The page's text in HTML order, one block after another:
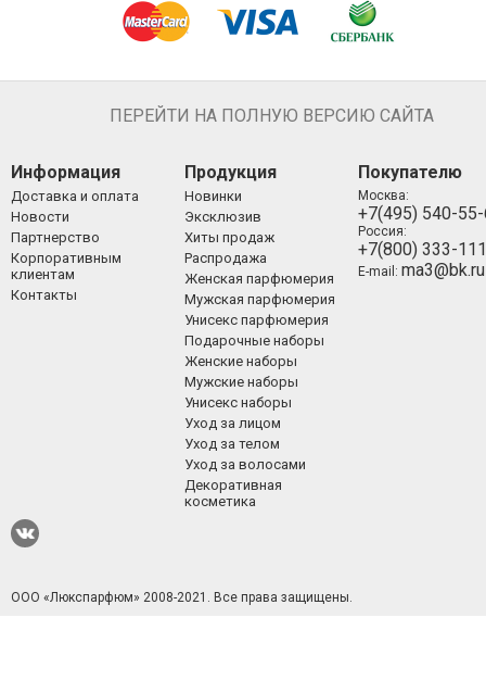
ПЕРЕЙТИ НА ПОЛНУЮ ВЕРСИЮ САЙТА
Информация
Доставка и оплата
Новости
Партнерство
Корпоративным
клиентам
Контакты
Продукция
Новинки
Эксклюзив
Хиты продаж
Распродажа
Женская парфюмерия
Мужская парфюмерия
Унисекс парфюмерия
Подарочные наборы
Женские наборы
Мужские наборы
Унисекс наборы
Уход за лицом
Уход за телом
Уход за волосами
Декоративная
косметика
Покупателю
Москва:
+7(495) 540-
Россия:
+7(800) 333-
E-mail: ma3@bk.ru
ООО «Люкспарфюм» 2008-2021. Все права защищены.